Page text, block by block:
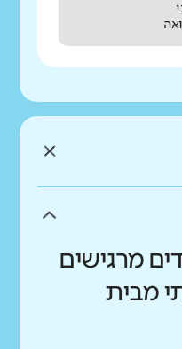
מרגישים
מבית